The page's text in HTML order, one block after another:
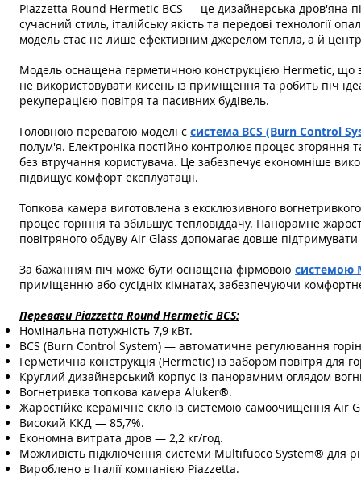
Piazzetta Round Hermetic BCS — це дизайнерська дров'яна
сучасний стиль, італійську якість та передові технології
модель стає не лише ефективним джерелом тепла, а й
Модель оснащена герметичною конструкцією Hermetic, що
не використовувати кисень із приміщення та робить піч
рекуперацією повітря та пасивних будівель.
Головною перевагою моделі є система BCS (Burn Control
полум'я. Електроніка постійно контролює процес
без втручання користувача. Це забезпечує економніше
підвищує комфорт експлуатації.
Топкова камера виготовлена з ексклюзивного
процес горіння та збільшує тепловіддачу. Панорамне
повітряного обдуву Air Glass допомагає довше
За бажанням піч може бути оснащена фірмовою системою
приміщенню або сусідніх кімнатах, забезпечуючи
Переваги Piazzetta Round Hermetic BCS:
Номінальна потужність 7,9 кВт.
BCS (Burn Control System) — автоматичне регулювання
Герметична конструкція (Hermetic) із забором повітря для
Круглий дизайнерський корпус із панорамним оглядом
Вогнетривка топкова камера Aluker®.
Жаростійке керамічне скло із системою самоочищення Air
Високий ККД — 85,7%.
Економна витрата дров — 2,2 кг/год.
Можливість підключення системи Multifuoco System® для
Вироблено в Італії компанією Piazzetta.